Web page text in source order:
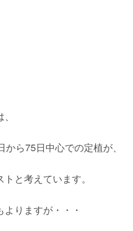
ら75日中心での定植が、
と考えています。
りますが・・・